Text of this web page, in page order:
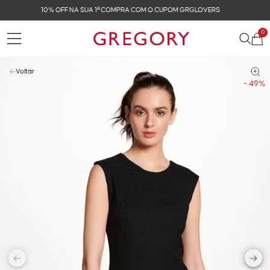
FRETE GRÁTIS NAS COMPRAS ACIMA DE R$ 899
0
- 49%
Voltar